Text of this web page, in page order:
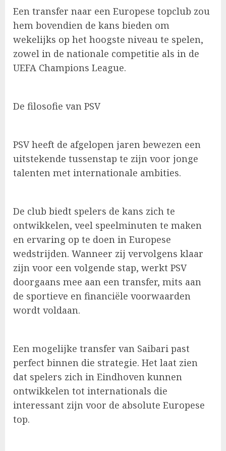
Een transfer naar een Europese topclub zou
hem bovendien de kans bieden om
wekelijks op het hoogste niveau te spelen,
zowel in de nationale competitie als in de
UEFA Champions League.
De filosofie van PSV
PSV heeft de afgelopen jaren bewezen een
uitstekende tussenstap te zijn voor jonge
talenten met internationale ambities.
De club biedt spelers de kans zich te
ontwikkelen, veel speelminuten te maken
en ervaring op te doen in Europese
wedstrijden. Wanneer zij vervolgens klaar
zijn voor een volgende stap, werkt PSV
doorgaans mee aan een transfer, mits aan
de sportieve en financiële voorwaarden
wordt voldaan.
Een mogelijke transfer van Saibari past
perfect binnen die strategie. Het laat zien
dat spelers zich in Eindhoven kunnen
ontwikkelen tot internationals die
interessant zijn voor de absolute Europese
top.